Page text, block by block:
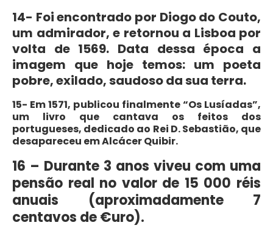
14- Foi encontrado por Diogo do Couto,
um admirador, e retornou a Lisboa por
volta de 1569. Data dessa época a
imagem que hoje temos: um poeta
pobre, exilado, saudoso da sua terra.
15- Em 1571, publicou finalmente“Os Lusíadas”,
um livro que cantava os feitos dos
portugueses, dedicado ao Rei D. Sebastião, que
desapareceu em Alcácer Quibir.
16 – Durante 3 anos viveu com uma
pensão real no valor de 15 000 réis
anuais (aproximadamente 7
centavos de €uro).